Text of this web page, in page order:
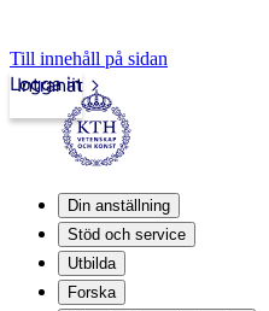
Till innehåll på sidan
Intranät
Logga in
Din anställning
Stöd och service
Utbilda
Forska